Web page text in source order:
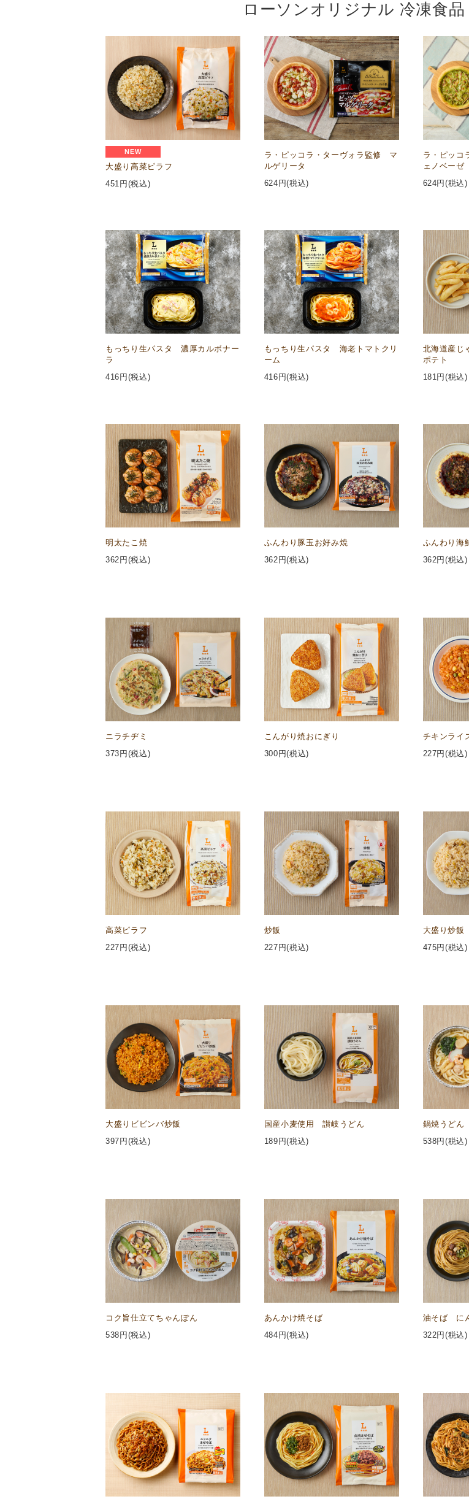
ローソンオリジナル 冷凍食
NEW
大盛り高菜ピラフ
451 円(税込)
ラ・ピッコラ・ターヴォラ監修 マ
ルゲリータ
624 円(税込)
ラ・ピッ
ェノベーゼ
624円(税込)
もっちり生パスタ 濃厚カルボナー
ラ
416 円(税込)
もっちり生パスタ 海老トマトクリ
ーム
416 円(税込)
北海道産じ
ポテト
181円(税込)
明太たこ焼
362 円(税込)
ふんわり豚玉お好み焼
362 円(税込)
ふんわり海
362円(税込)
ニラチヂミ
373 円(税込)
こんがり焼おにぎり
300 円(税込)
チキンライ
227円(税込)
高菜ピラフ
227 円(税込)
炒飯
227 円(税込)
大盛り炒飯
475円(税込)
大盛りビビンバ炒飯
397 円(税込)
国産小麦使用 讃岐うどん
189 円(税込)
鍋焼うどん
538円(税込)
コク旨仕立てちゃんぽん
538 円(税込)
あんかけ焼そば
484 円(税込)
油そば に
322円(税込)